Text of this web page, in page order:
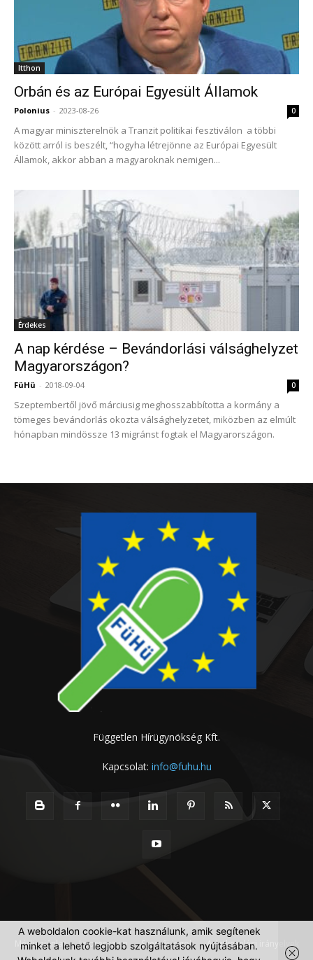
Itthon
Orbán és az Európai Egyesült Államok
Polonius - 2023-08-26 0
A magyar miniszterelnök a Tranzit politikai fesztiválon a többi
között arról is beszélt, “hogyha létrejönne az Európai Egyesült
Államok, akkor abban a magyaroknak nemigen...
Érdekes
A nap kérdése – Bevándorlási válsághelyzet
Magyarországon?
FüHü - 2018-09-04 0
Szeptembertől jövő márciusig meghosszabbította a kormány a
tömeges bevándorlás okozta válsághelyzetet, miközben az elmúlt
hónapban mindössze 13 migránst fogtak el Magyarországon.
Független Hírügynökség Kft.
Kapcsolat: info@fuhu.hu
Médiaajánlat Impresszum Szerzői jogok Adatkezelési irányelvek
A weboldalon cookie-kat használunk, amik segítenek
minket a lehető legjobb szolgáltatások nyújtásában.